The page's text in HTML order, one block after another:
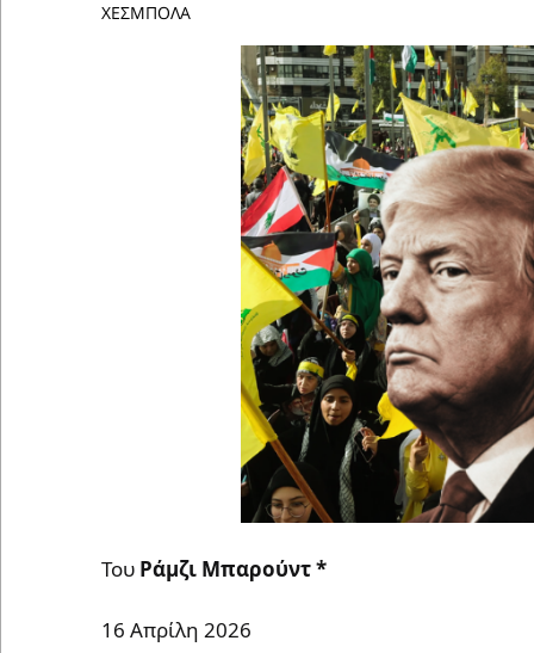
ΧΕΣΜΠΟΛΑ
Του Ράμζι Μπαρούντ *
16 Aπρίλη 2026